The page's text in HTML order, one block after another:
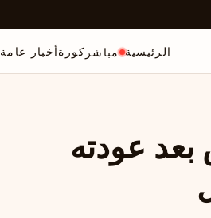
الرئيسية مباشر كورةأخبار عامة
عودته